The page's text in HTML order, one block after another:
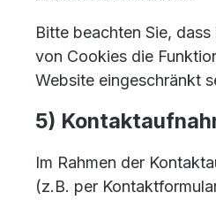
Bitte beachten Sie,
von Cookies die
Website eingeschränkt
5)
Im Rahmen der
(z.B. per